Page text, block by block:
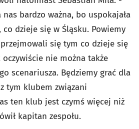
nas bardzo ważna, bo uspokajała
co dzieje się w Śląsku. Powiemy
się tym co dzieje się
oczywiście nie można także
scenariusza. Będziemy grać dla
tym klubem związani
ten klub jest czymś więcej niż
kapitan zespołu.